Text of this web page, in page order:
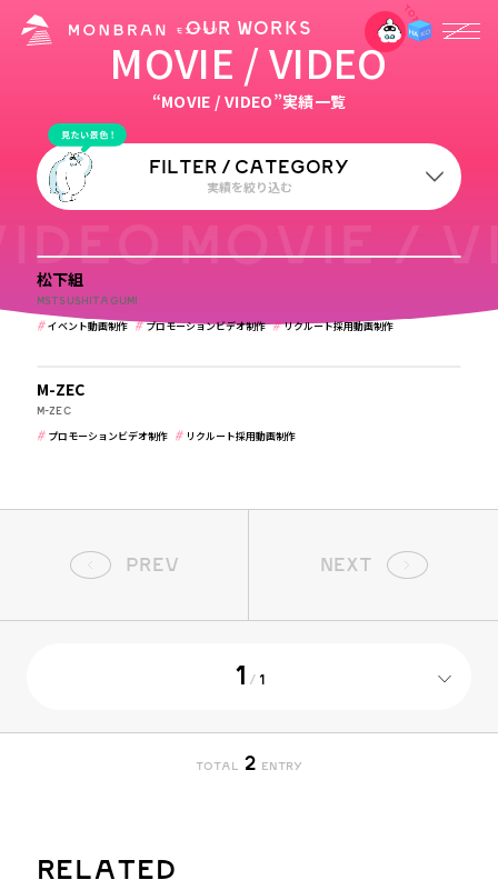
CATEGORY
リクルート採用動画制作
OUR WORKS
MOVIE / VIDEO
2
“MOVIE / VIDEO”実績一覧
FILTER / CATEGORY
実績を絞り込む
業種
すべて
病院・クリニック・医療 メーカー・製造業
MOVIE /
松下組
MSTSUSHITAGUMI
イベント動画制作 プロモーションビデオ制作
リクルート採用動画制作
M-ZEC
M-ZEC
プロモーションビデオ制作 リクルート採用動画制作
PREV
1 / 1
NEXT
TOTAL 2 ENTRY
RELATED